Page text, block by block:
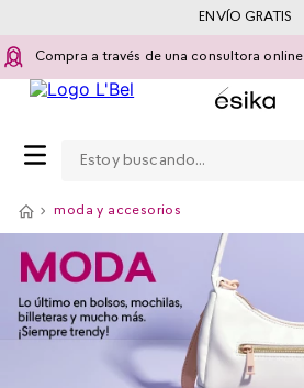
Compra a través de una consultora online
ENVÍO GRATIS
moda y accesorios